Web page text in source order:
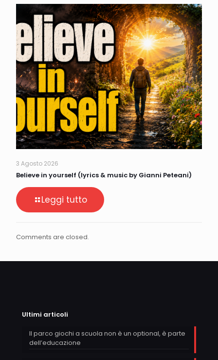
3 Agosto 2026
Believe in yourself (lyrics & music by Gianni Peteani)
Leggi tutto
Comments are closed.
Ultimi articoli
Il parco giochi a scuola non è un optional, è parte
dell’educazione